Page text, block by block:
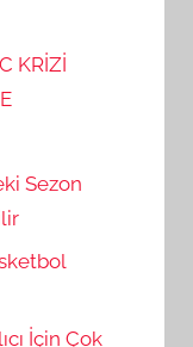
KRİZİ
Sezon
İçin Çok